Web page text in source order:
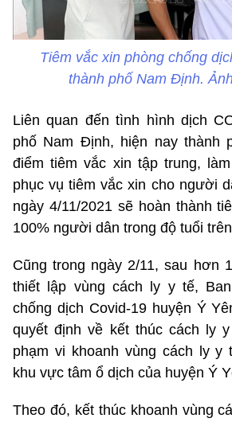
Tiêm vắc xin phòng chống
thành phố Nam Định.
Liên quan đến tình hình dịch
phố Nam Định, hiện nay thành
điểm tiêm vắc xin tập trung,
phục vụ tiêm vắc xin cho người
ngày 4/11/2021 sẽ hoàn thành
100% người dân trong độ tuổi
Cũng trong ngày 2/11, sau hơn
thiết lập vùng cách ly y tế,
chống dịch Covid-19 huyện Ý
quyết định về kết thúc cách ly
phạm vi khoanh vùng cách ly y
khu vực tâm ổ dịch của huyện Ý
Theo đó, kết thúc khoanh vùng